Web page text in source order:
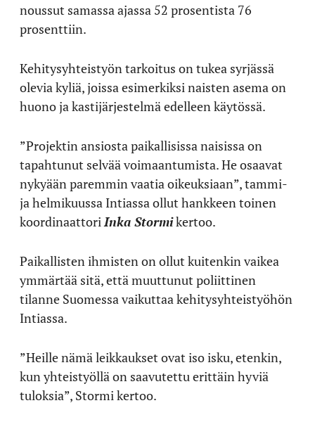
noussut samassa ajassa 52 prosentista 76
prosenttiin.
Kehitysyhteistyön tarkoitus on tukea syrjässä
olevia kyliä, joissa esimerkiksi naisten asema on
huono ja kastijärjestelmä edelleen käytössä.
”Projektin ansiosta paikallisissa naisissa on
tapahtunut selvää voimaantumista. He osaavat
nykyään paremmin vaatia oikeuksiaan”, tammi-
ja helmikuussa Intiassa ollut hankkeen toinen
koordinaattori Inka Stormikertoo.
Paikallisten ihmisten on ollut kuitenkin vaikea
ymmärtää sitä, että muuttunut poliittinen
tilanne Suomessa vaikuttaa kehitysyhteistyöhön
Intiassa.
”Heille nämä leikkaukset ovat iso isku, etenkin,
kun yhteistyöllä on saavutettu erittäin hyviä
tuloksia”, Stormi kertoo.